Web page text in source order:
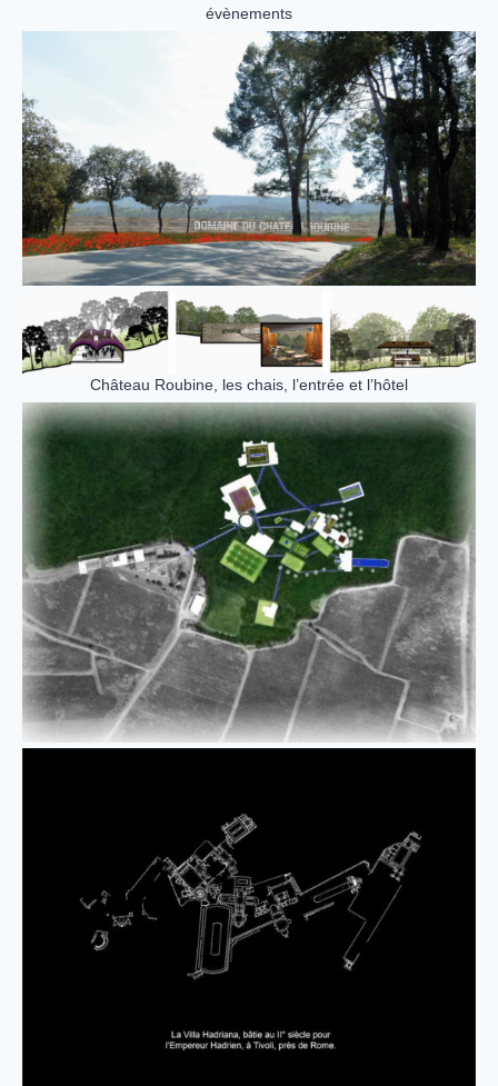
évènements
Château Roubine, les chais, l’entrée et l’hôtel